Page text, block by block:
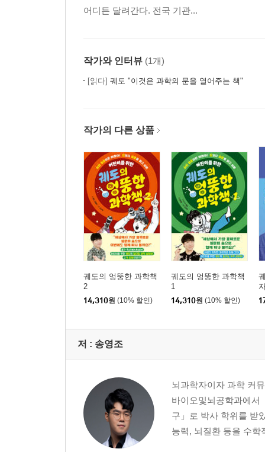
교통카드에는 왜 배터리가 없을까?
04 양자역학과 상대성이론, 과학 천재들이 쌓아 올
반전의 반전, 빛의 정체를 찾아서
시공간이 휘어 있다?
Part 2. 세상을 이루는 숨은 퍼즐: 화학
05. 원자, 가장 작은 것을 향한 여정
세상은 무엇으로 이루어졌을까?
엄청 작은 알갱이 파헤치기
만물을 만드는 재료, 주기율표에 담다
06. 화학 결합, 소금은 부서지고 금은 빛나는 이유
우리는 어떻게 지금 모습으로 있을 수 있을까?
덩어리 소금의 특징
산소, 물, 단백질의 탄생 비밀
속 쓰릴 때 제산제를 먹는 이유
깎은 사과는 왜 갈색으로 변할까?
화학 에너지를 전기 에너지로 바꾸다
전기차에도 쓰이는 2차 전지
어디든 달려간다. 전국 기관...
작가와 인터뷰 (1개)
[읽다] 궤도 "이것은 과학의 문을 열어주는 책"
작가의 다른 상품
궤도의 엉뚱한 과학책
2
14,310원 (10% 할인)
궤도의 엉뚱한 과학책
1
14,310원 (10% 할인)
저 : 송영조
뇌과학자이자 과학 커
바이오및뇌공학과에서
구」로 박사 학위를 받
능력, 뇌질환 등을 수학